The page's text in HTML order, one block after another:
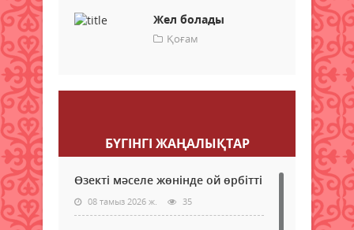
Жел болады
Қоғам
БҮГІНГI ЖАҢАЛЫҚТАР
Өзекті мәселе жөнінде ой өрбітті
08 тамыз 2026 ж. 35